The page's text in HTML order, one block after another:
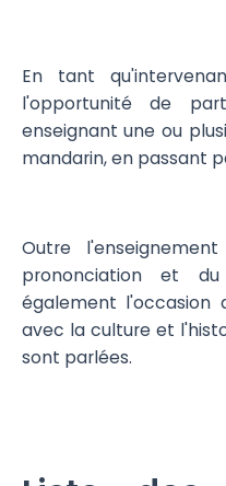
En tant
l'opportunité de
enseignant une ou
mandarin, en passant
Outre
prononciation et
également l'occasion
avec la culture et
sont parlées.